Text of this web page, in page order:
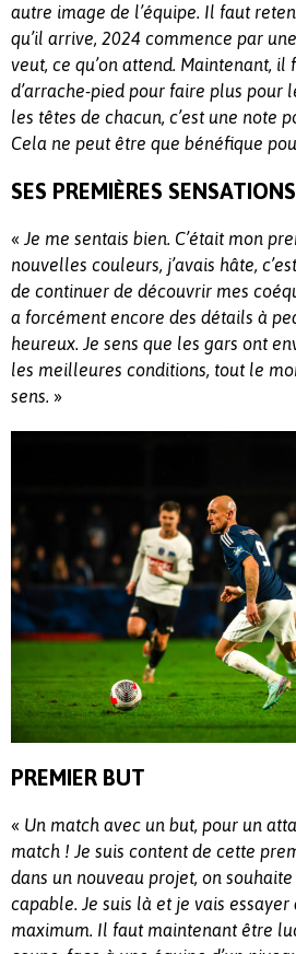
autre image de l’équipe. Il faut
qu’il arrive, 2024 commence par
veut, ce qu’on attend. Maintenant,
d’arrache-pied pour faire plus pour
les têtes de chacun, c’est une note
Cela ne peut être que bénéfique
SES PREMIÈRES SENSATIONS
« Je me sentais bien. C’était mon
nouvelles couleurs, j’avais hâte,
de continuer de découvrir mes
a forcément encore des détails à
heureux. Je sens que les gars ont
les meilleures conditions, tout le
sens. »
PREMIER BUT
« Un match avec un but, pour un
match ! Je suis content de cette
dans un nouveau projet, on
capable. Je suis là et je vais essayer
maximum. Il faut maintenant être